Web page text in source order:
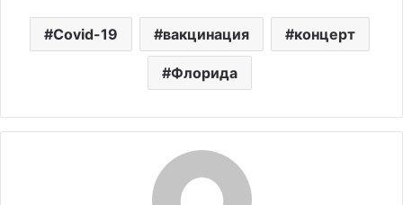
Covid-19 вакцинация концерт
Флорида